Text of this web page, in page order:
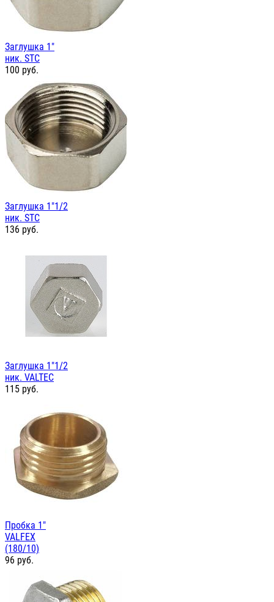
Заглушка 1"
ник. STC
100 руб.
Заглушка 1"1/2
ник. STC
136 руб.
Заглушка 1"1/2
ник. VALTEC
115 руб.
Пробка 1"
VALFEX
(180/10)
96 руб.